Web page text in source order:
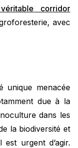
corridor
avec
unique menacée
due à la
dans les
la biodiversité et
urgent d’agir.